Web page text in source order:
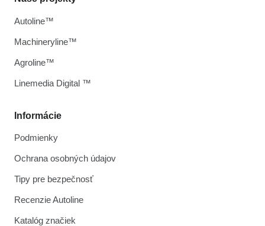
Informácie
Podmienky
Ochrana osobných údajov
Tipy pre bezpečnosť
Recenzie Autoline
Katalóg značiek
Autoline™
Machineryline™
Agroline™
Linemedia Digital ™